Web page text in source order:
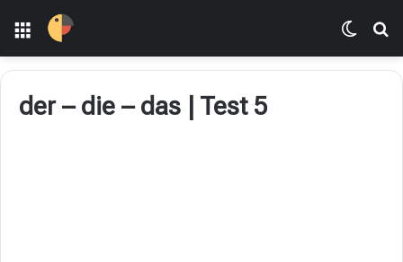
Menü Dış
der – die – das | Test 5